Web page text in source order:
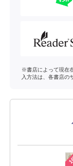
※書店によって現在
入方法は、各書店の
1